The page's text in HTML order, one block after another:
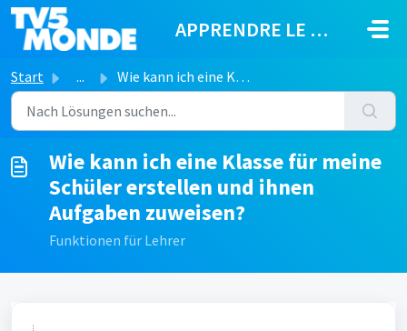
Zum hauptsächlichen Inhalt gehen
APPRENDRE LE FRANÇAIS
Start ... Wie kann ich eine Klasse für meine Schüler erstellen und ...
Wie kann ich eine Klasse für meine
Schüler erstellen und ihnen
Aufgaben zuweisen?
Funktionen für Lehrer